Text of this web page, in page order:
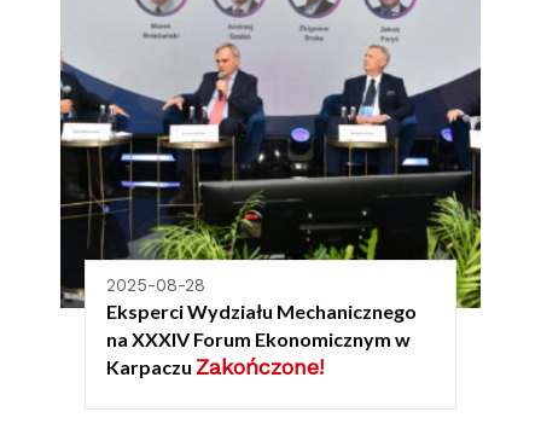
2025-08-28
Eksperci Wydziału Mechanicznego
na XXXIV Forum Ekonomicznym w
Karpaczu Zakończone!